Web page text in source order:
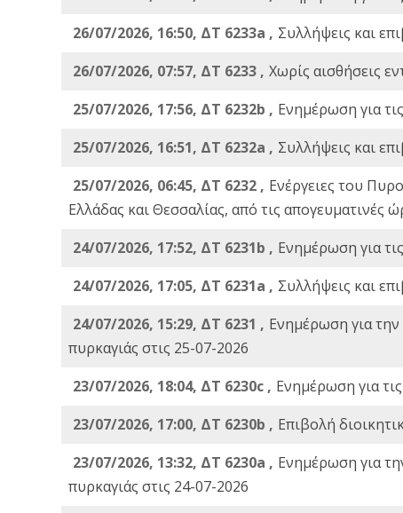
26/07/2026, 16:50, ΔΤ 6233a , Συλλήψεις και
26/07/2026, 07:57, ΔΤ 6233 , Χωρίς αισθήσεις
25/07/2026, 17:56, ΔΤ 6232b , Ενημέρωση για
25/07/2026, 16:51, ΔΤ 6232a , Συλλήψεις και
25/07/2026, 06:45, ΔΤ 6232 , Ενέργειες του
Ελλάδας και Θεσσαλίας, από τις
24/07/2026, 17:52, ΔΤ 6231b , Ενημέρωση για
24/07/2026, 17:05, ΔΤ 6231a , Συλλήψεις και
24/07/2026, 15:29, ΔΤ 6231 , Ενημέρωση για
πυρκαγιάς στις 25-07-2026
23/07/2026, 18:04, ΔΤ 6230c , Ενημέρωση για
23/07/2026, 17:00, ΔΤ 6230b , Επιβολή
23/07/2026, 13:32, ΔΤ 6230a , Ενημέρωση για
πυρκαγιάς στις 24-07-2026